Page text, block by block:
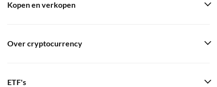
Kopen en verkopen
Over cryptocurrency
ETF's